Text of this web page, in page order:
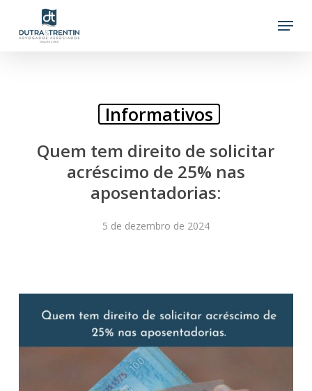
Menu
Informativos
Quem tem direito de solicitar
acréscimo de 25% nas
aposentadorias:
5 de dezembro de 2024